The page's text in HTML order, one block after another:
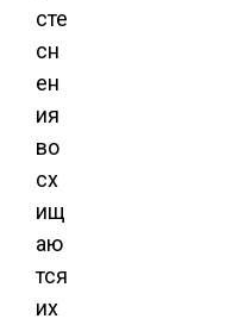
сте
сн
ен
ия
во
сх
ищ
аю
тся
их